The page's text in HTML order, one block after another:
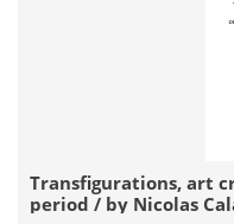
Transfigurations, art
period / by Nicolas